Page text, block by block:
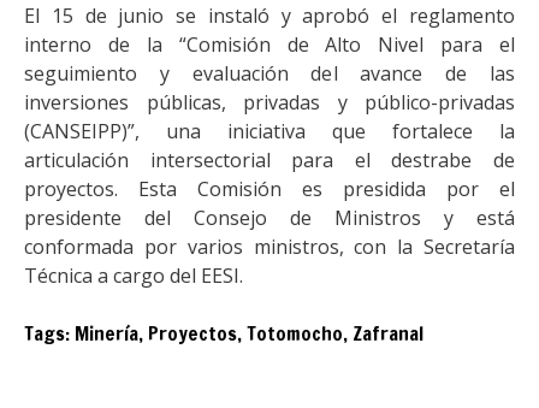
El 15 de junio se instaló y aprobó el reglamento
interno de la “Comisión de Alto Nivel para el
seguimiento y evaluación del avance de las
inversiones públicas, privadas y público-privadas
(CANSEIPP)”, una iniciativa que fortalece la
articulación intersectorial para el destrabe de
proyectos. Esta Comisión es presidida por el
presidente del Consejo de Ministros y está
conformada por varios ministros, con la Secretaría
Técnica a cargo del EESI.
Tags: Minería, Proyectos,Totomocho, Zafranal